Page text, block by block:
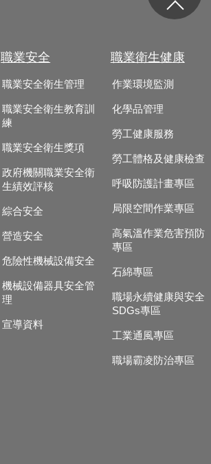
職業安全
職業安全衛生管理
職業安全衛生教育訓
練
職業安全衛生獎項
政府機關職業安全衛
生績效評核
綜合安全
營造安全
危險性機械設備安全
機械設備器具安全管
理
宣導資料
職業衛生健康
作業環境監測
化學品管理
勞工健康服務
勞工體格及健康檢查
呼吸防護計畫專區
局限空間作業專區
高氣溫作業危害預防
專區
石綿專區
職場永續健康與安全
SDGs專區
工業通風專區
職場霸凌防治專區